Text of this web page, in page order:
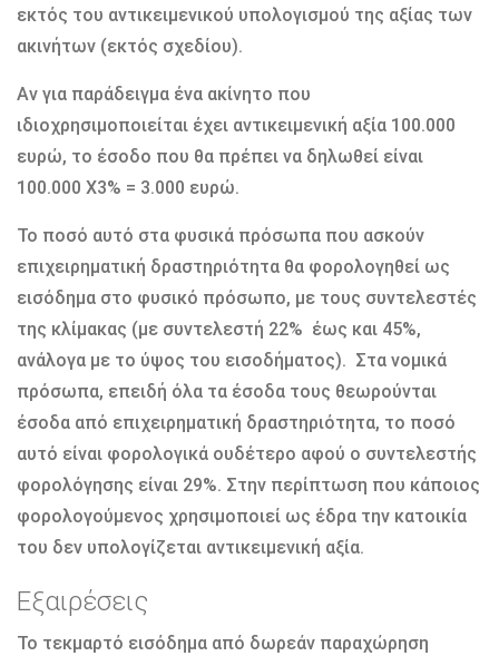
εκτός του αντικειμενικού υπολογισμού της αξίας των
ακινήτων (εκτός σχεδίου).
Αν για παράδειγμα ένα ακίνητο που
ιδιοχρησιμοποιείται έχει αντικειμενική αξία 100.000
ευρώ, το έσοδο που θα πρέπει να δηλωθεί είναι
100.000 Χ3% = 3.000 ευρώ.
Το ποσό αυτό στα φυσικά πρόσωπα που ασκούν
επιχειρηματική δραστηριότητα θα φορολογηθεί ως
εισόδημα στο φυσικό πρόσωπο, με τους συντελεστές
της κλίμακας (με συντελεστή 22% έως και 45%,
ανάλογα με το ύψος του εισοδήματος). Στα νομικά
πρόσωπα, επειδή όλα τα έσοδα τους θεωρούνται
έσοδα από επιχειρηματική δραστηριότητα, το ποσό
αυτό είναι φορολογικά ουδέτερο αφού ο συντελεστής
φορολόγησης είναι 29%. Στην περίπτωση που κάποιος
φορολογούμενος χρησιμοποιεί ως έδρα την κατοικία
του δεν υπολογίζεται αντικειμενική αξία.
Εξαιρέσεις
Το τεκμαρτό εισόδημα από δωρεάν παραχώρηση